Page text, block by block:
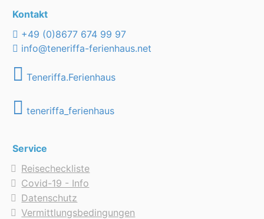
Kontakt
+49 (0)8677 674 99 97
info@teneriffa-ferienhaus.net
Teneriffa.Ferienhaus
teneriffa_ferienhaus
Service
Reisecheckliste
Covid-19 - Info
Datenschutz
Vermittlungsbedingungen